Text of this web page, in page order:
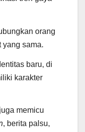
orang
yang sama.
baru, di
karakter
memicu
, berita palsu,